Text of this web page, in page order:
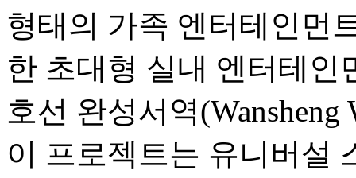
형태의 가족 엔터테인먼
한 초대형 실내 엔터테인
호선 완성서역
이 프로젝트는 유니버설